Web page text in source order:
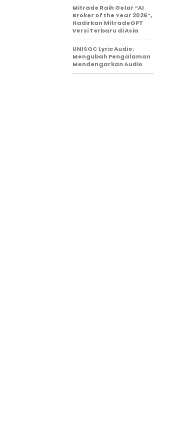
Mitrade Raih Gelar “AI
Broker of the Year 2026”,
Hadirkan MitradeGPT
Versi Terbaru di Asia
UNISOC Lyric Audio:
Mengubah Pengalaman
Mendengarkan Audio